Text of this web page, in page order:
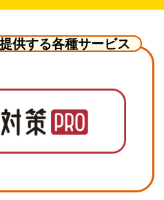
供する各種サービス